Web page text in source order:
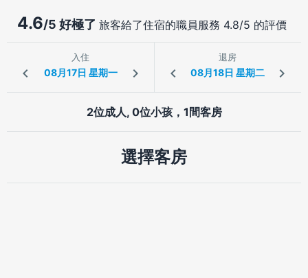
4.6/5 好極了 旅客給了住宿的職員服務 4.8/5 的評價
入住 退房
2位成人, 0位小孩，1間客房
選擇客房